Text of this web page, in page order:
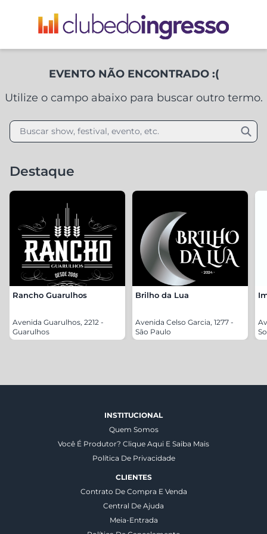
EVENTO NÃO ENCONTRADO :(
Utilize o campo abaixo para buscar outro termo.
Buscar show, festival, evento, etc.
Destaque
Rancho Guarulhos
Avenida Guarulhos, 2212 -
Guarulhos
Brilho da Lua
Avenida Celso Garcia, 1277 -
São Paulo
INSTITUCIONAL
Quem Somos
Você É Produtor? Clique Aqui E Saiba Mais
Política De Privacidade
CLIENTES
Contrato De Compra E Venda
Central De Ajuda
Meia-Entrada